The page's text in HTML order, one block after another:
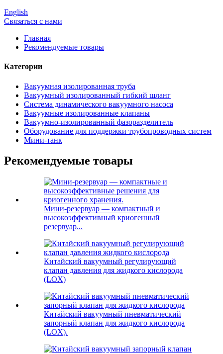
English
Связаться с нами
Главная
Рекомендуемые товары
Категории
Вакуумная изолированная труба
Вакуумный изолированный гибкий шланг
Система динамического вакуумного насоса
Вакуумные изолированные клапаны
Вакуумно-изолированный фазоразделитель
Оборудование для поддержки трубопроводных систем
Мини-танк
Рекомендуемые товары
Мини-резервуар — компактный и
высокоэффективный криогенный
резервуар...
Китайский вакуумный регулирующий
клапан давления для жидкого кислорода
(LOX)
Китайский вакуумный пневматический
запорный клапан для жидкого кислорода
(LOX).